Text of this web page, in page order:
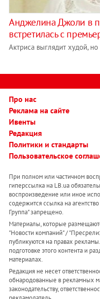
Анджелина Джоли в
встретилась с
Актриса выглядит худой,
Про нас
Реклама на сайте
Ивенты
Редакция
Политики и стандарты
Пользовательское
При полном или частичном
гиперссылка на LB.ua
воспроизведение или иное
содержится ссылка на
Группа" запрещено.
Материалы, которые
"Новости компаний" /
публикуются на правах
подготовке этого контента и
материалах.
Редакция не несет
обнародованные в рекламных
законодательству,